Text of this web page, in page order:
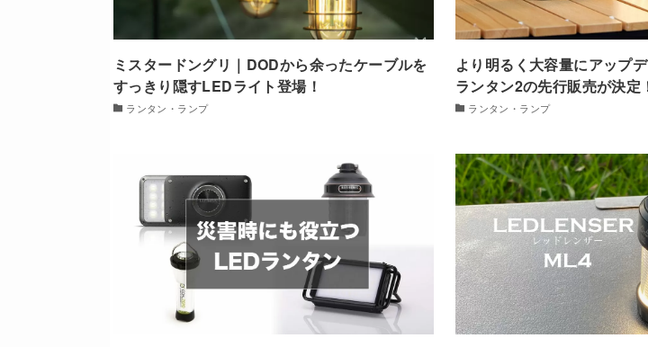
ミスタードングリ｜DODから余ったケーブルを
すっきり隠すLEDライト登場！
ランタン・ランプ
より明るく大容量にアップ
ランタン2の先行販売が決定
ランタン・ランプ